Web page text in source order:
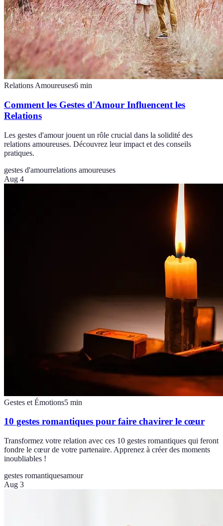
Relations Amoureuses6 min
Comment les Gestes d'Amour Influencent les
Relations
Les gestes d'amour jouent un rôle crucial dans la solidité des
relations amoureuses. Découvrez leur impact et des conseils
pratiques.
gestes d'amourrelations amoureuses
Aug 4
Gestes et Émotions5 min
10 gestes romantiques pour faire chavirer le cœur
Transformez votre relation avec ces 10 gestes romantiques qui feront
fondre le cœur de votre partenaire. Apprenez à créer des moments
inoubliables !
gestes romantiquesamour
Aug 3